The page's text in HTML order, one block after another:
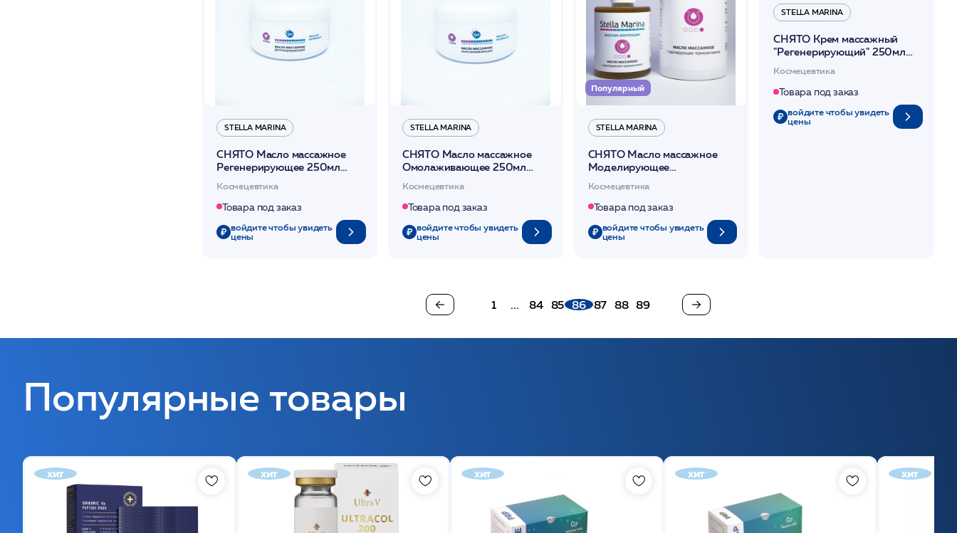
STELLA MARINA
СНЯТО Масло массажное
Регенерирующее 250мл
Космецевтика
Товара под заказ
войдите чтобы увидеть
цены
STELLA MARINA
СНЯТО Масло массажное
Омолаживающее 250мл
Космецевтика
Товара под заказ
войдите чтобы увидеть
цены
Популярный
STELLA MARINA
СНЯТО Масло массажное
Моделирующее
300мл /Stella Marina*
Космецевтика
Товара под заказ
войдите чтобы увидеть
цены
STELLA MARINA
СНЯТО Крем массажный
"Регенерирующий" 250мл
/Stella Marina*
Космецевтика
Товара под заказ
войдите чтобы увидеть
цены
1 ... 84 85 86 87 88 89
Популярные товары
хит хит хит хит хит